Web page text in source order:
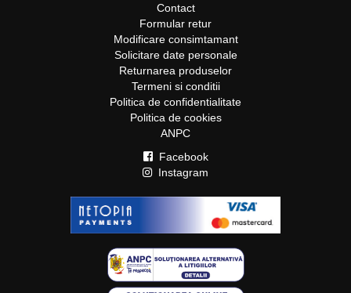
Contact
Formular retur
Modificare consimtamant
Solicitare date personale
Returnarea produselor
Termeni si conditii
Politica de confidentialitate
Politica de cookies
ANPC
Facebook
Instagram